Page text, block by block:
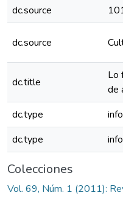
dc.source
dc.source
dc.title
Lo
de
dc.type
dc.type
Colecciones
Vol. 69, Núm. 1 (2011):